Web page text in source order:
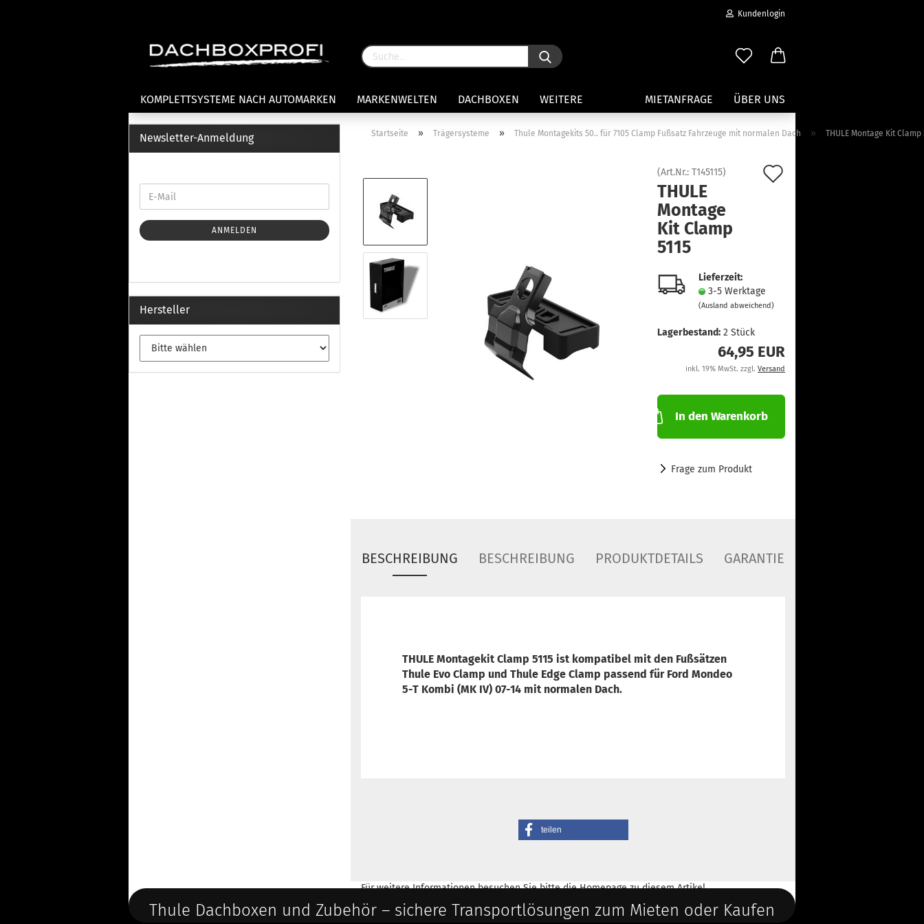
Kundenlogin
Passwort vergessen?
KOMPLETTSYSTEME NACH AUTOMARKEN MARKENWELTEN DACHBOXEN MIETANFRAGE ÜBER UNS
WEITERE
Heckklappenfahrradträger
Anhängekupplungsträger
E-Bike Fahrradträger
Lastenträgerfüße
Universaltträger Reling
Thule Montagekits 50.. für 7105
Clamp Fußsatz Fahrzeuge mit
Thule Kits 30.. für 753 Fußsatz
Thule Montagekits 40.. für 753
Fußsatz Fahrzeuge mit
integrierter Reling
Thule Montagekits 60.. für 7106
Paddleboard Traeger
Kajak und Kanuträger
Träger für Surfbretter
Zubehör für Wassersportträger
Startseite » Trägersysteme » Thule Montagekits 50.. für 7105 Clamp Fußsatz Fahrzeuge mit normalen Dach » THULE Montage Kit Clamp
(Art.Nr.:T145115)
THULE
Montage
Kit Clamp
5115
Lieferzeit:
3-5 Werktage
(Ausland abweichend)
Lagerbestand: 2Stück
64,95 EUR
inkl. 19% MwSt. zzgl. Versand
In den Warenkorb
Frage zum Produkt
BESCHREIBUNG BESCHREIBUNG PRODUKTDETAILS GARANTIE
THULE Montagekit Clamp 5115 ist kompatibel mit den Fußsätzen
Thule Evo Clamp und Thule Edge Clamp passend für Ford Mondeo
5-T Kombi (MK IV) 07-14 mit normalen Dach.
teilen
Für weitere Informationen besuchen Sie bitte dieHomepagezu diesem Artikel.
Newsletter-Anmeldung
ANMELDEN
Hersteller
Thule Dachboxen und Zubehör – sichere Transportlösungen zum Mieten oder Kaufen